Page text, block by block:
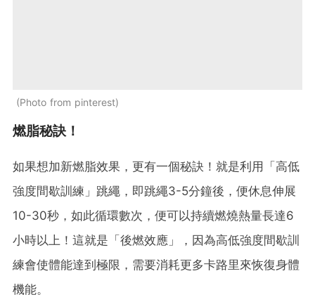
Photo from pinterest
燃脂秘訣！
如果想加新燃脂效果，更有一個秘訣！就是利用「高低
強度間歇訓練」跳繩，即跳繩3-5分鐘後，便休息伸展
10-30秒，如此循環數次，便可以持續燃燒熱量長達6
小時以上！這就是「後燃效應」，因為高低強度間歇訓
練會使體能達到極限，需要消耗更多卡路里來恢復身體
機能。